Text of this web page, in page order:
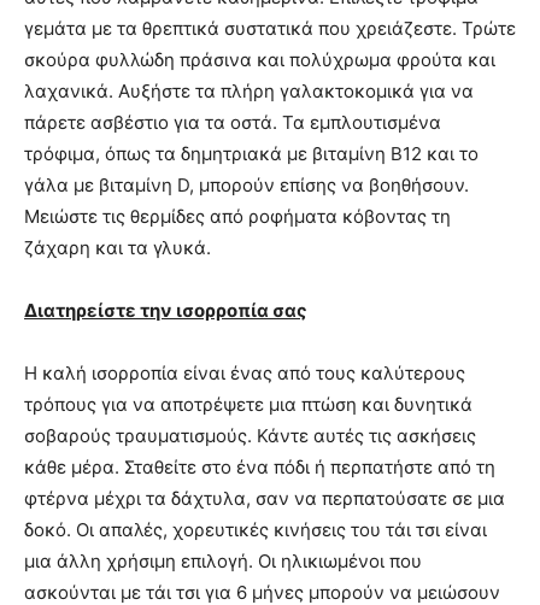
γεμάτα με τα θρεπτικά συστατικά που χρειάζεστε. Τρώτε
σκούρα φυλλώδη πράσινα και πολύχρωμα φρούτα και
λαχανικά. Αυξήστε τα πλήρη γαλακτοκομικά για να
πάρετε ασβέστιο για τα οστά. Τα εμπλουτισμένα
τρόφιμα, όπως τα δημητριακά με βιταμίνη Β12 και το
γάλα με βιταμίνη D, μπορούν επίσης να βοηθήσουν.
Μειώστε τις θερμίδες από ροφήματα κόβοντας τη
ζάχαρη και τα γλυκά.
Διατηρείστε την ισορροπία σας
Η καλή ισορροπία είναι ένας από τους καλύτερους
τρόπους για να αποτρέψετε μια πτώση και δυνητικά
σοβαρούς τραυματισμούς. Κάντε αυτές τις ασκήσεις
κάθε μέρα. Σταθείτε στο ένα πόδι ή περπατήστε από τη
φτέρνα μέχρι τα δάχτυλα, σαν να περπατούσατε σε μια
δοκό. Οι απαλές, χορευτικές κινήσεις του τάι τσι είναι
μια άλλη χρήσιμη επιλογή. Οι ηλικιωμένοι που
ασκούνται με τάι τσι για 6 μήνες μπορούν να μειώσουν